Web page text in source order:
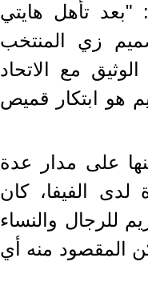
تأهل هايتي
زي المنتخب
مع الاتحاد
هو ابتكار قميص
على مدار عدة
لدى الفيفا، كان
للرجال والنساء
المقصود منه أي